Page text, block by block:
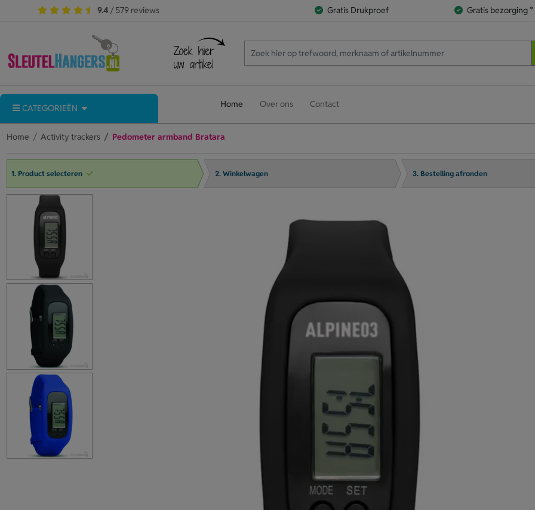
9.4 / 579 reviews Gratis Drukproef Gratis bezorging *
CATEGORIEËN Home Over ons Contact
Home Activity trackers Pedometer armband Bratara
1. Product selecteren 2. Winkelwagen 3. Bestelling afronden